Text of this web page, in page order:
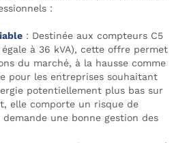
:
: Destinée aux compteurs C5
à 36 kVA), cette offre permet
du marché, à la hausse comme
pour les entreprises souhaitant
potentiellement plus bas sur
elle comporte un risque de
une bonne gestion des